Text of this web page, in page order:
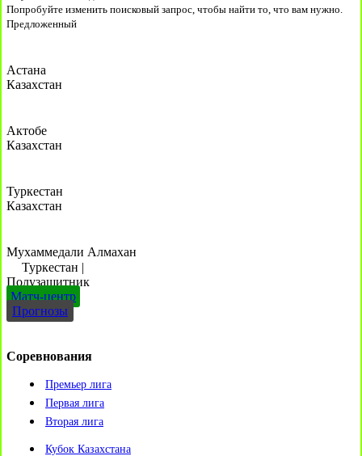
Попробуйте изменить поисковый запрос, чтобы найти то, что вам нужно.
Предложенный
Астана
Казахстан
Актобе
Казахстан
Туркестан
Казахстан
Мухаммедали Алмахан
Туркестан |
Полузащитник
Матч-центр
Прогнозы
Соревнования
Премьер лига
Первая лига
Вторая лига
Кубок Казахстана